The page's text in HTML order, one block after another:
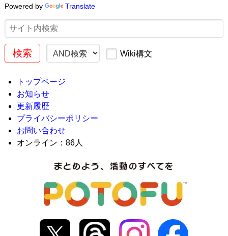
Powered by Translate
Wiki構文
トップページ
お知らせ
更新履歴
プライバシーポリシー
お問い合わせ
オンライン：86人